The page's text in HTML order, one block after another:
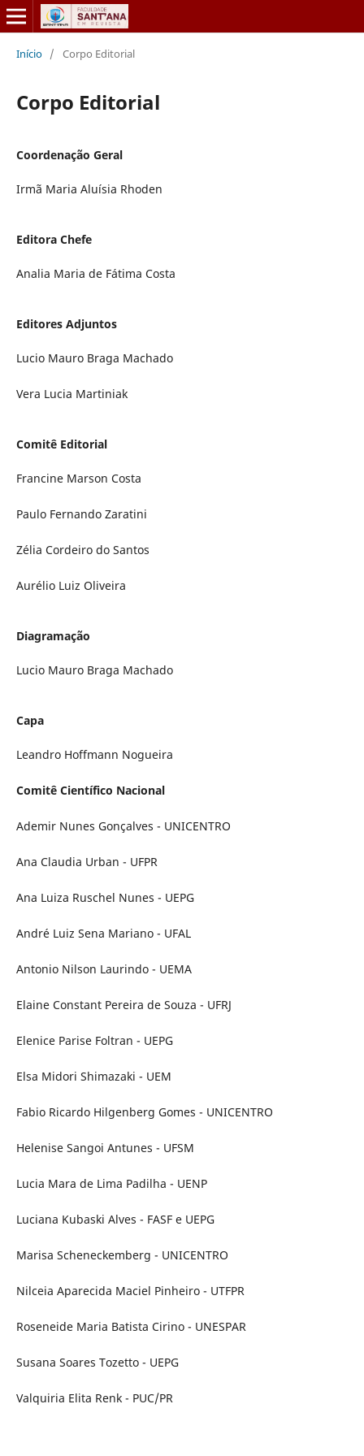
Início / Corpo Editorial
Corpo Editorial
Coordenação Geral
Irmã Maria Aluí­sia Rhoden
Editora Chefe
Analia Maria de Fátima Costa
Editores Adjuntos
Lucio Mauro Braga Machado
Vera Lucia Martiniak
Comitê Editorial
Francine Marson Costa
Paulo Fernando Zaratini
Zélia Cordeiro do Santos
Aurélio Luiz Oliveira
Diagramação
Lucio Mauro Braga Machado
Capa
Leandro Hoffmann Nogueira
Comitê Cientí­fico Nacional
Ademir Nunes Gonçalves - UNICENTRO
Ana Claudia Urban - UFPR
Ana Luiza Ruschel Nunes - UEPG
André Luiz Sena Mariano - UFAL
Antonio Nilson Laurindo - UEMA
Elaine Constant Pereira de Souza - UFRJ
Elenice Parise Foltran - UEPG
Elsa Midori Shimazaki - UEM
Fabio Ricardo Hilgenberg Gomes - UNICENTRO
Helenise Sangoi Antunes - UFSM
Lucia Mara de Lima Padilha - UENP
Luciana Kubaski Alves - FASF e UEPG
Marisa Scheneckemberg - UNICENTRO
Nilceia Aparecida Maciel Pinheiro - UTFPR
Roseneide Maria Batista Cirino - UNESPAR
Susana Soares Tozetto - UEPG
Valquiria Elita Renk - PUC/PR